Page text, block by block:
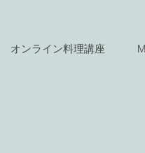
オンライン料理講座